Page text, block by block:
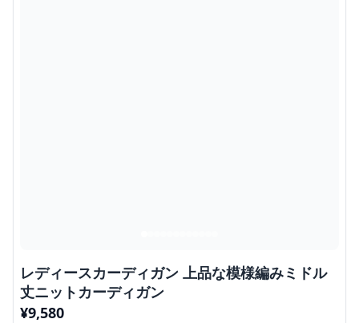
レディースカーディガン 上品な模様編みミドル
丈ニットカーディガン
¥9,580